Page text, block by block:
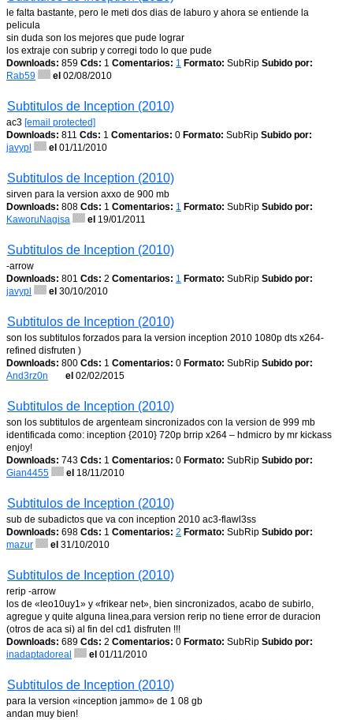
le falta bastante, pero le meti dos dias de laburo y ahora se entiende la
pelicula
sin duda son los mejores que pude lograr
los extraje con subrip y corregi todo lo que pude
Downloads: 859 Cds: 1 Comentarios: 1 Formato: SubRip Subido por:
Rab59
el 02/08/2010
Subtitulos de Inception (2010)
ac3 [email protected]
Downloads: 811 Cds: 1 Comentarios: 0 Formato: SubRip Subido por:
javypl
el 01/11/2010
Subtitulos de Inception (2010)
sirven para la version axxo de 900 mb
Downloads: 808 Cds: 1 Comentarios: 1 Formato: SubRip Subido por:
KaworuNagisa
el 19/01/2011
Subtitulos de Inception (2010)
-arrow
Downloads: 801 Cds: 2 Comentarios: 1 Formato: SubRip Subido por:
javypl
el 30/10/2010
Subtitulos de Inception (2010)
son los subtitulos forzados para la version inception 2010 1080p dts x264-
refined disfruten )
Downloads: 800 Cds: 1 Comentarios: 0 Formato: SubRip Subido por:
And3rz0n
el 02/02/2015
Subtitulos de Inception (2010)
son los subtitulos de argenteam sincronizados con la version de 999 mb
identificada como: inception {2010} 720p brrip x264 – hdmicro by mr kickass
enjoy!
Downloads: 743 Cds: 1 Comentarios: 0 Formato: SubRip Subido por:
Gian4455
el 18/11/2010
Subtitulos de Inception (2010)
sub de subadictos que va con inception 2010 ac3-flawl3ss
Downloads: 698 Cds: 1 Comentarios: 2 Formato: SubRip Subido por:
mazur
el 31/10/2010
Subtitulos de Inception (2010)
rerip -arrow
los de «leo10uy1» y «frikear net», bien sincronizados, acabo de subirlo,
agregue y quite alguna linea,para version rerip no tiene error de duracion
(otros de aca si) al fin del cd1 disfruten !!!
Downloads: 689 Cds: 2 Comentarios: 0 Formato: SubRip Subido por:
inadaptadoreal
el 01/11/2010
Subtitulos de Inception (2010)
para la version «inception jammo» de 1 08 gb
andan muy bien!